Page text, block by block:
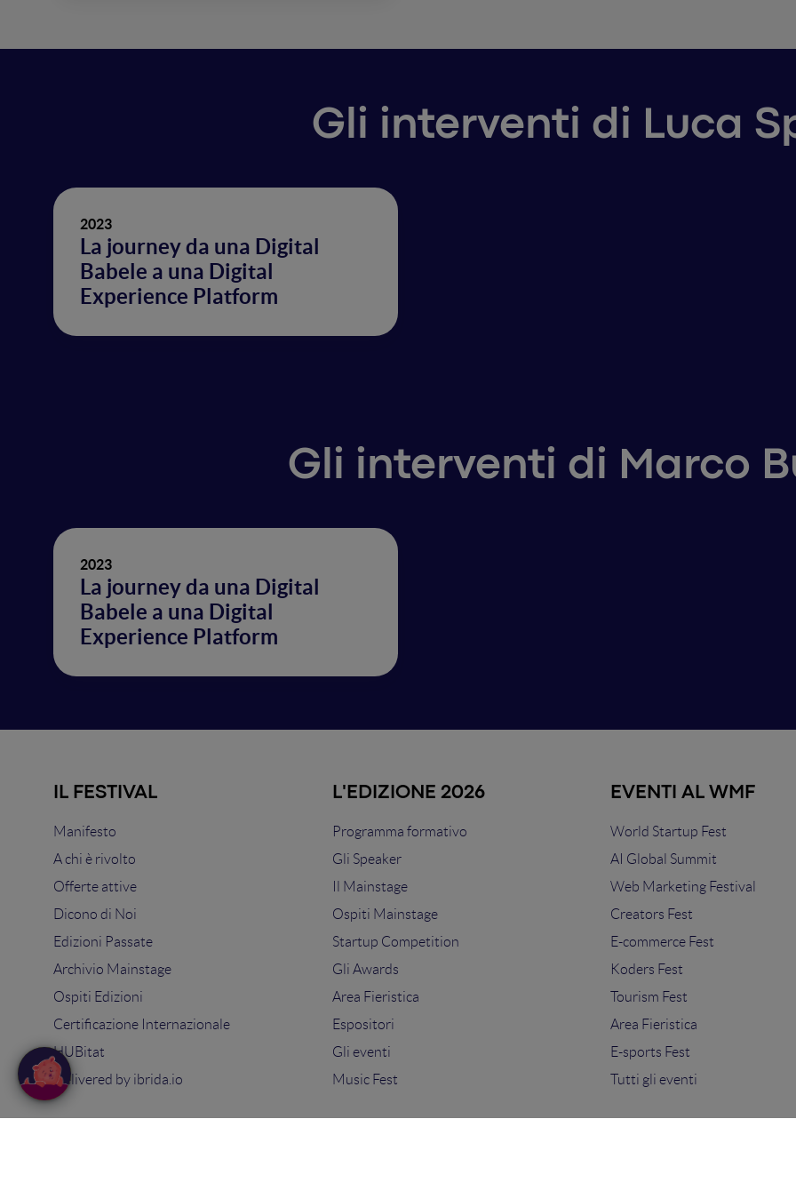
Gli interventi di Luca
2023
La journey da una Digital
Babele a una Digital
Experience Platform
Gli interventi di Marco
2023
La journey da una Digital
Babele a una Digital
Experience Platform
IL FESTIVAL
Manifesto
A chi è rivolto
Offerte attive
Dicono di Noi
Edizioni Passate
Archivio Mainstage
Ospiti Edizioni
Certificazione Internazionale
HUBitat
Delivered by ibrida.io
L'EDIZIONE 2026
Programma formativo
Gli Speaker
Il Mainstage
Ospiti Mainstage
Startup Competition
Gli Awards
Area Fieristica
Espositori
Gli eventi
Music Fest
EVENTI AL WMF
World Startup Fest
AI Global Summit
Web Marketing Festival
Creators Fest
E-commerce Fest
Koders Fest
Tourism Fest
Area Fieristica
E-sports Fest
Tutti gli eventi